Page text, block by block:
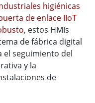
higiénicas
de enlace IIoT
, estos HMIs
de fábrica digital
el seguimiento del
y la
de